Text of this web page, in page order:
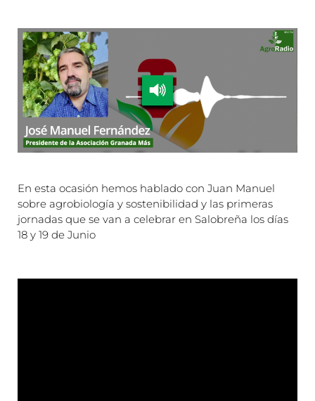
En esta ocasión hemos hablado con Juan Manuel
sobre agrobiología y sostenibilidad y las primeras
jornadas que se van a celebrar en Salobreña los días
18 y 19 de Junio